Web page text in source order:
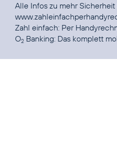
Alle Infos zu mehr
Zahl einfach: Per
O2 Banking: Das komplett